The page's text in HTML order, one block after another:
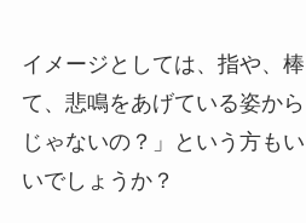
イメージとしては、指や、
て、悲鳴をあげている姿か
じゃないの？」という方も
いでしょうか？